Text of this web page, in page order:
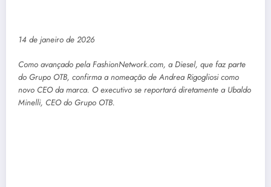
14 de janeiro de 2026
Como avançado pela FashionNetwork.com, a Diesel, que faz parte
do Grupo OTB, confirma a nomeação de Andrea Rigogliosi como
novo CEO da marca. O executivo se reportará diretamente a Ubaldo
Minelli, CEO do Grupo OTB.